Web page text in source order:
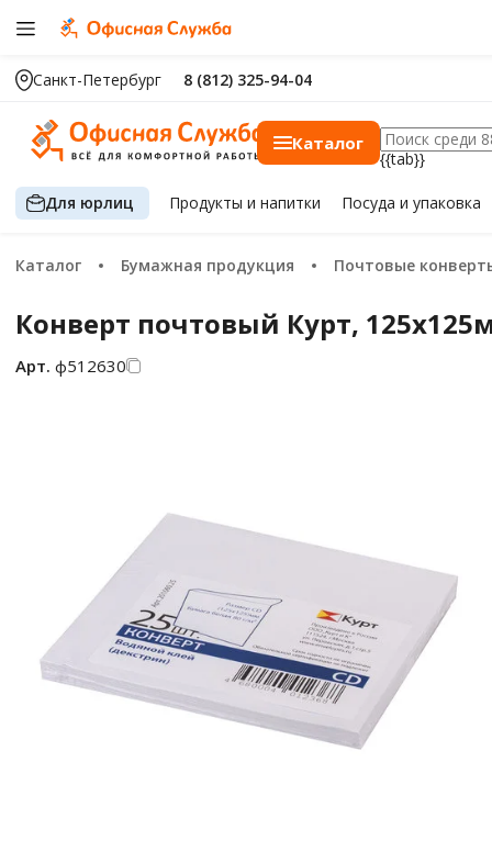
Санкт-Петербург 8 (812) 325-94-04
Каталог
{{tab}}
Для юрлиц Продуктыи напитки Посуда и упаковка
Каталог Бумажная продукция Почтовые конверты и
Конверт почтовый Курт,
Арт. ф512630